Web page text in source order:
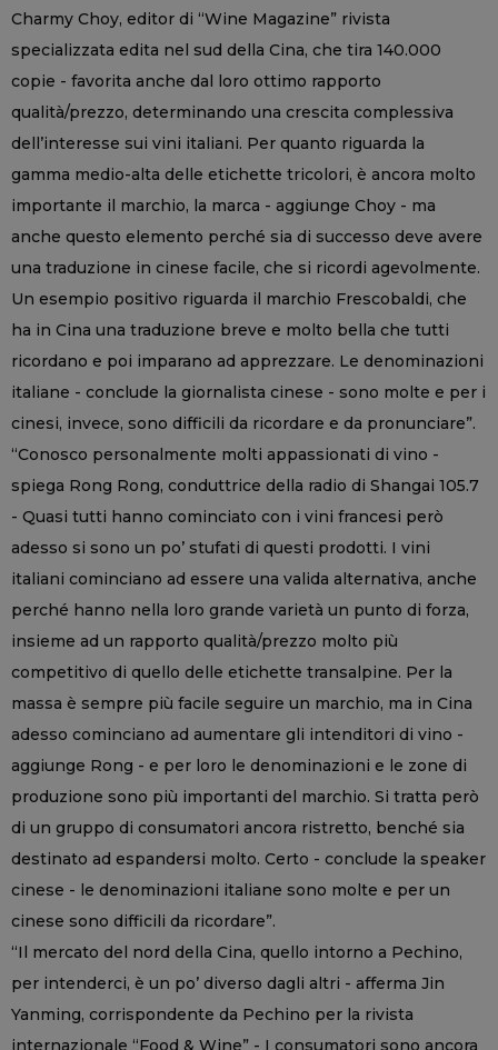
Charmy Choy, editor di “Wine Magazine” rivista
specializzata edita nel sud della Cina, che tira 140.000
copie - favorita anche dal loro ottimo rapporto
qualità/prezzo, determinando una crescita complessiva
dell’interesse sui vini italiani. Per quanto riguarda la
gamma medio-alta delle etichette tricolori, è ancora molto
importante il marchio, la marca - aggiunge Choy - ma
anche questo elemento perché sia di successo deve avere
una traduzione in cinese facile, che si ricordi agevolmente.
Un esempio positivo riguarda il marchio Frescobaldi, che
ha in Cina una traduzione breve e molto bella che tutti
ricordano e poi imparano ad apprezzare. Le denominazioni
italiane - conclude la giornalista cinese - sono molte e per i
cinesi, invece, sono difficili da ricordare e da pronunciare”.
“Conosco personalmente molti appassionati di vino -
spiega Rong Rong, conduttrice della radio di Shangai 105.7
- Quasi tutti hanno cominciato con i vini francesi però
adesso si sono un po’ stufati di questi prodotti. I vini
italiani cominciano ad essere una valida alternativa, anche
perché hanno nella loro grande varietà un punto di forza,
insieme ad un rapporto qualità/prezzo molto più
competitivo di quello delle etichette transalpine. Per la
massa è sempre più facile seguire un marchio, ma in Cina
adesso cominciano ad aumentare gli intenditori di vino -
aggiunge Rong - e per loro le denominazioni e le zone di
produzione sono più importanti del marchio. Si tratta però
di un gruppo di consumatori ancora ristretto, benché sia
destinato ad espandersi molto. Certo - conclude la speaker
cinese - le denominazioni italiane sono molte e per un
cinese sono difficili da ricordare”.
“Il mercato del nord della Cina, quello intorno a Pechino,
per intenderci, è un po’ diverso dagli altri - afferma Jin
Yanming, corrispondente da Pechino per la rivista
internazionale “Food & Wine” - I consumatori sono ancora